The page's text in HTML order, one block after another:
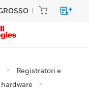
Registratori e
hardware